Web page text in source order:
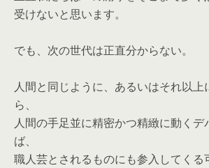
受けないと思います。
でも、次の世代は正直分からない。
人間と同じように、あるいはそれ以上
ら、
人間の手足並に精密かつ精緻に動くデ
ば、
職人芸とされるものにも参入してくる